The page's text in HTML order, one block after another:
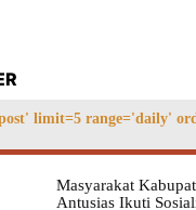
limit=5 range='daily'
Masyarakat
Antusias Ikuti